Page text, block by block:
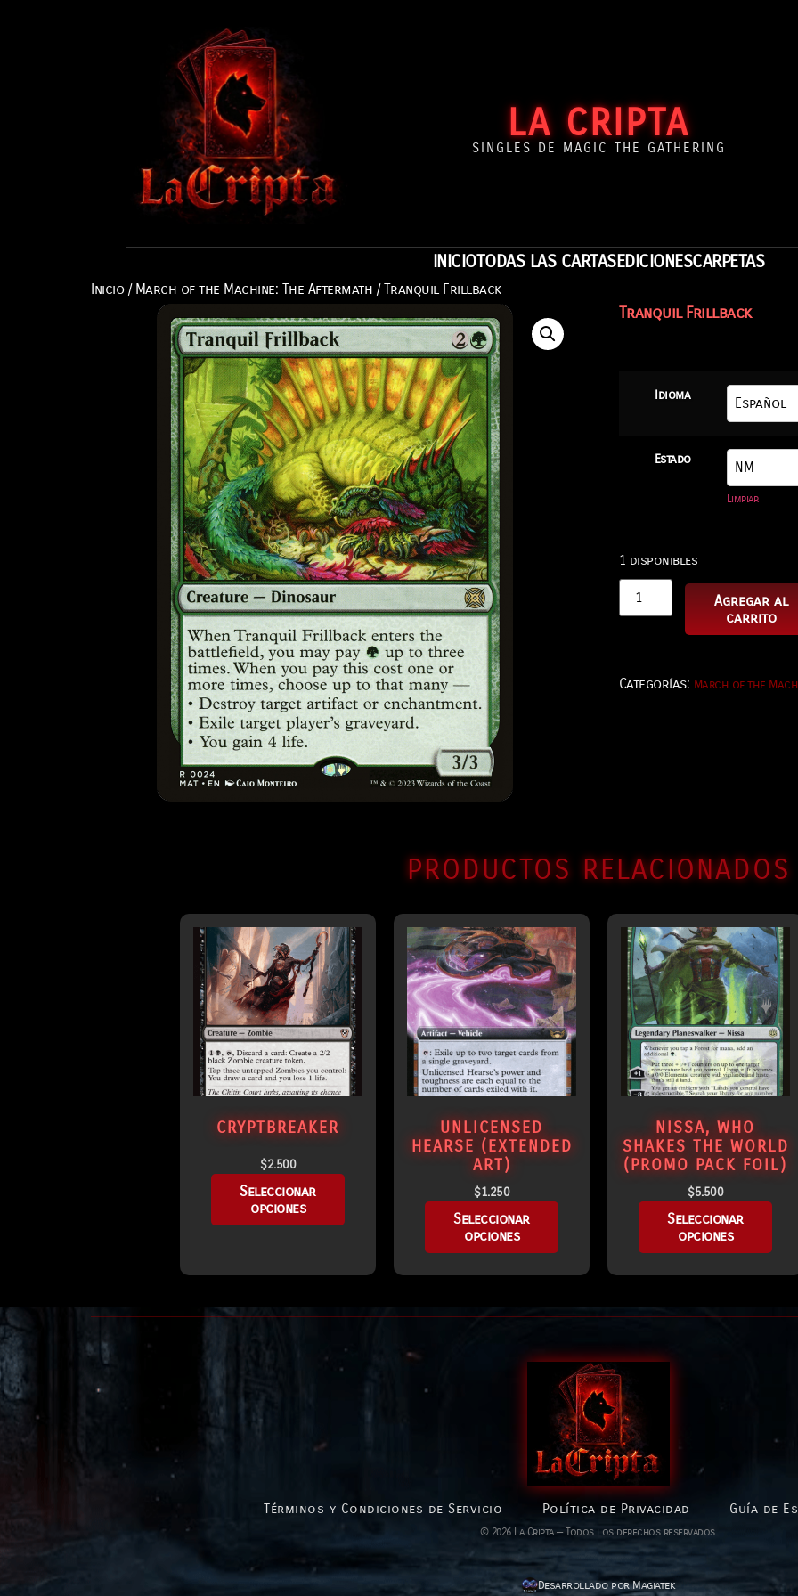
LA CRIPTA
SINGLES DE MAGIC THE GATHERING
INICIOTODAS LAS CARTASEDICIONESCARPETAS
Inicio/ March of the Machine: The Aftermath / Tranquil Frillback
Tranquil Frillback
Idioma
Estado
Limpiar
1 disponibles
Agregar al
carrito
Categorías: March of the
PRODUCTOS RELACIONADOS
CRYPTBREAKER
$2.500
Seleccionar
opciones
UNLICENSED
HEARSE (EXTENDED
ART)
$1.250
Seleccionar
opciones
NISSA, WHO
SHAKES THE WORLD
(PROMO PACK FOIL)
$5.500
Seleccionar
opciones
Términos y Condiciones de Servicio Política de Privacidad Guía de
© 2026 La Cripta — Todos los derechos reservados.
Desarrollado por Magiatek